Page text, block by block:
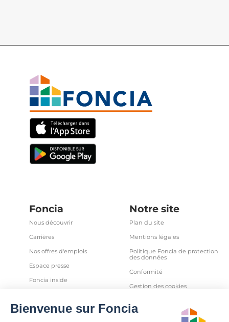
Foncia
Nous découvrir
Carrières
Nos offres d'emplois
Espace presse
Foncia inside
Partenaires
Notre site
Plan du site
Mentions légales
Politique Foncia de protection
des données
Conformité
Gestion des cookies
et autres traceurs